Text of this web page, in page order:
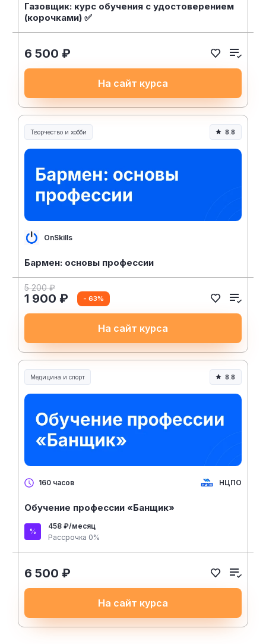
Газовщик: курс обучения с удостоверением
(корочками) ✅
6 500 ₽
На сайт курса
Творчество и хобби
Творчество, контент и хобби
8.8
OnSkills
Бармен: основы профессии
5 200 ₽
1 900 ₽ - 63%
На сайт курса
Медицина и спорт
Медицина, спорт и здоровье
8.8
160 часов НЦПО
Обучение профессии «Банщик»
458 ₽/месяц
Рассрочка 0%
6 500 ₽
На сайт курса